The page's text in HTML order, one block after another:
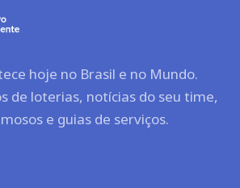
hoje no Brasil e no Mundo.
de loterias, notícias do seu time,
e guias de serviços.